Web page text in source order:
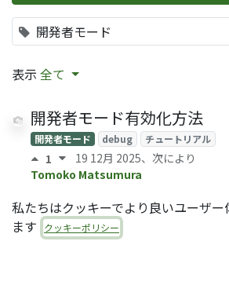
開発者モード
表示 全て
開発者モード有効化方法
開発者モード debug チュートリアル
1 19 12月 2025、次により
Tomoko Matsumura
私たちはクッキーでより良いユーザ
ます
クッキーポリシー